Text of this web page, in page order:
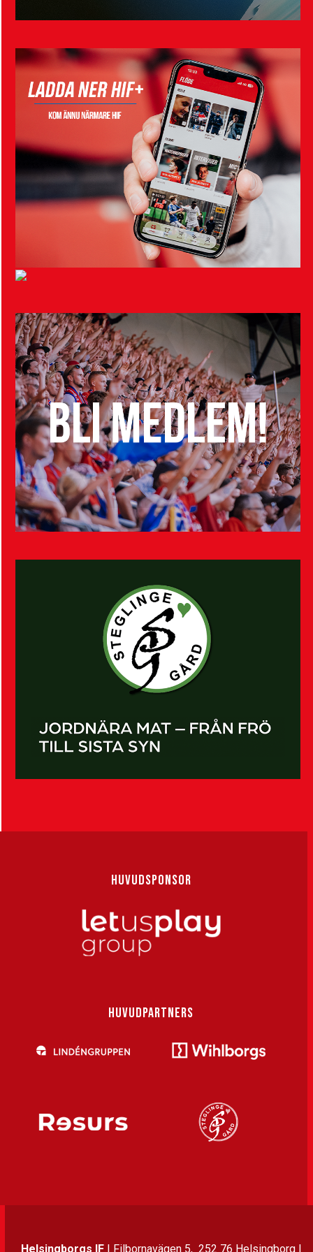
HUVUDSPONSOR
HUVUDPARTNERS
Helsingborgs IF | Filbornavägen 5, 252 76 Helsingborg |